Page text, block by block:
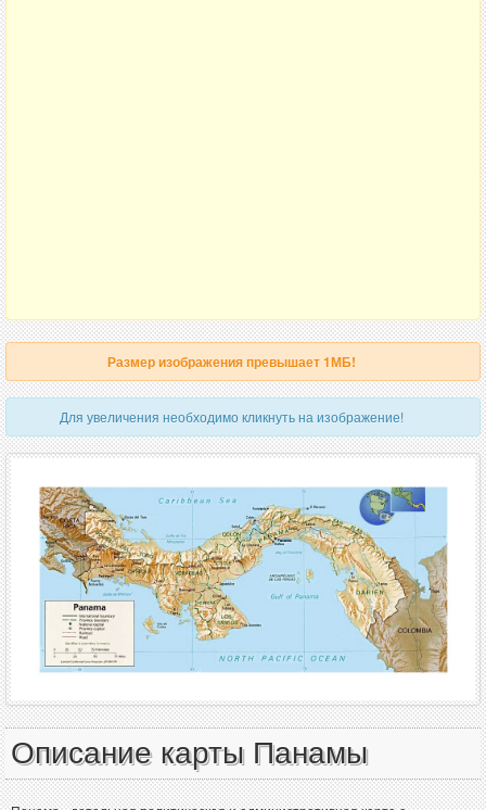
Размер изображения превышает 1МБ!
Для увеличения необходимо кликнуть на изображение!
Описание карты Панамы